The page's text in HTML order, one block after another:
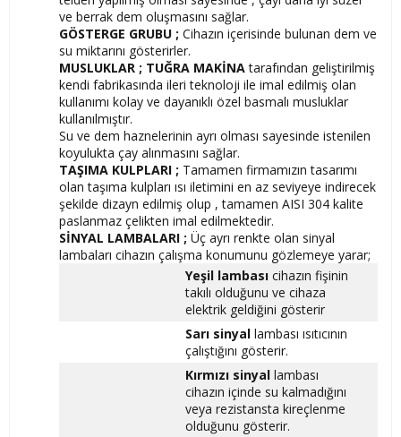
ve berrak dem oluşmasını sağlar.
GÖSTERGE GRUBU ; Cihazın içerisinde bulunan dem ve
su miktarını gösterirler.
MUSLUKLAR ; TUĞRA MAKİNAtarafından geliştirilmiş
kendi fabrikasında ileri teknoloji ile imal edilmiş olan
kullanımı kolay ve dayanıklı özel basmalı musluklar
kullanılmıştır.
Su ve dem haznelerinin ayrı olması sayesinde istenilen
koyulukta çay alınmasını sağlar.
TAŞIMA KULPLARI ; Tamamen firmamızın tasarımı
olan taşıma kulpları ısı iletimini en az seviyeye indirecek
şekilde dizayn edilmiş olup , tamamen AISI 304 kalite
paslanmaz çelikten imal edilmektedir.
SİNYAL LAMBALARI ; Üç ayrı renkte olan sinyal
lambaları cihazın çalışma konumunu gözlemeye yarar;
Yeşil lambasıcihazın fişinin
takılı olduğunu ve cihaza
elektrik geldiğini gösterir
Sarı sinyallambası ısıtıcının
çalıştığını gösterir.
Kırmızı sinyallambası
cihazın içinde su kalmadığını
veya rezistansta kireçlenme
olduğunu gösterir.